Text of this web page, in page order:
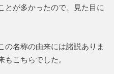
とが多かったので、見た目に
の名称の由来には諸説ありま
こちらでした。